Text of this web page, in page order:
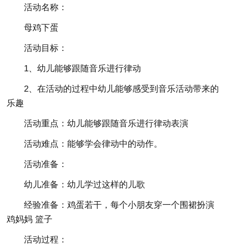
活动名称：
母鸡下蛋
活动目标：
1、幼儿能够跟随音乐进行律动
2、在活动的过程中幼儿能够感受到音乐活动带来的
乐趣
活动重点：幼儿能够跟随音乐进行律动表演
活动难点：能够学会律动中的动作。
活动准备：
幼儿准备：幼儿学过这样的儿歌
经验准备：鸡蛋若干，每个小朋友穿一个围裙扮演
鸡妈妈 篮子
活动过程：